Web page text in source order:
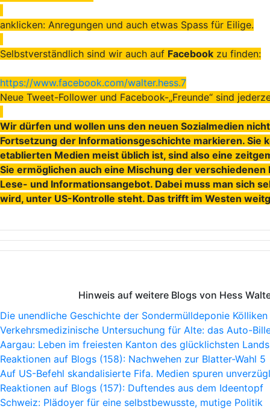
anklicken: Anregungen und auch etwas Spass für Eilige.
Selbstverständlich sind wir auch auf Facebook zu finden:
https://www.facebook.com/walter.hess.7
Neue Tweet-Follower und Facebook-„Freunde“ sind
Wir dürfen und wollen uns den neuen Sozialmedien
Fortsetzung der Informationsgeschichte markieren. Sie
etablierten Medien meist üblich ist, sind also eine
Sie ermöglichen auch eine Mischung der
Lese- und Informationsangebot. Dabei muss man sich
wird, unter US-Kontrolle steht. Das trifft im Westen
Hinweis auf weitere Blogs von Hess
Die unendliche Geschichte der Sondermülldeponie Kölliken
Verkehrsmedizinische Untersuchung für Alte: das Auto-
Aargau: Leben im freiesten Kanton des glücklichsten Lands
Reaktionen auf Blogs (158): Nachwehen zur Blatter-Wahl 5
Auf US-Befehl skandalisierte Fifa. Medien spuren
Reaktionen auf Blogs (157): Duftendes aus dem Ideentopf
Schweiz: Plädoyer für eine selbstbewusste, mutige Politik